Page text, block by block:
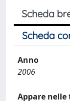
Scheda
Scheda
Anno
2006
Appare nelle